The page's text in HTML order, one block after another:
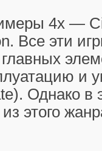
4х —
Все эти
и
Однако в
этого